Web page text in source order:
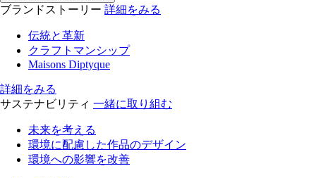
ブランドストーリー 詳細をみる
伝統と革新
クラフトマンシップ
Maisons Diptyque
詳細をみる
サステナビリティ 一緒に取り組む
未来を考える
環境に配慮した作品のデザイン
環境への影響を改善